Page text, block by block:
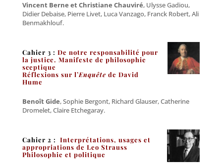
Vincent Berne et Christiane Chauviré, Ulysse Gadiou,
Didier Debaise, Pierre Livet, Luca Vanzago, Franck Robert, Ali
Benmakhlouf.
Cahier 3 : De notre responsabilité pour
la justice. Manifeste de philosophie
sceptique
Réflexions sur l’Enquête de David
Hume
Benoît Gide, Sophie Bergont, Richard Glauser, Catherine
Dromelet, Claire Etchegaray.
Cahier 2 : Interprétations, usages et
appropriations de Leo Strauss
Philosophie et politique